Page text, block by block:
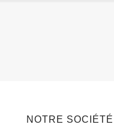
NOTRE SOCIÉTÉ